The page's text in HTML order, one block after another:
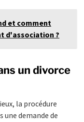
et comment
d'association ?
un divorce
la procédure
une demande de